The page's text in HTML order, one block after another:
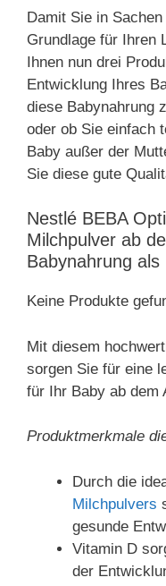
Damit Sie in
Grundlage für Ihren
Ihnen nun drei
Entwicklung Ihres
diese Babynahrung
oder ob Sie einfach
Baby außer der
Sie diese gute
Nestlé BEBA
Milchpulver ab
Babynahrung als
Keine Produkte
Mit diesem
sorgen Sie für eine
für Ihr Baby ab dem
Produktmerkmale
Durch die
Milchpulvers
gesunde
Vitamin D
der